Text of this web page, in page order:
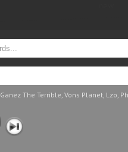
Ganez The Terrible, Vons Planet, Lzo,